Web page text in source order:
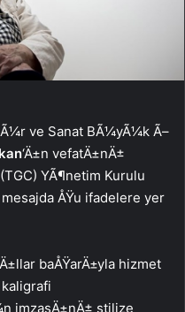
ve Sanat BÃ¼yÃ¼k Ã–
‘Ä±n vefatÄ±nÄ±
YÃ¶netim Kurulu
ÅŸu ifadelere yer
baÅŸarÄ±yla hizmet
imzasÄ±nÄ± stilize